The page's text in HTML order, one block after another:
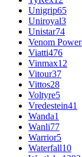
Unigrip65
Uniroyal3
Unistar74
Venom Power
Viatti476
Vinmax12
Vitour37
Vittos28
Voltyre5
Vredestein41
Wanda1
Wanli77
Warrior5
Waterfall10